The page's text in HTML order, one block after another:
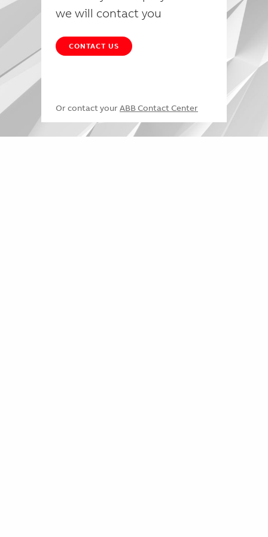
we will contact you
CONTACT US
Or contact your ABB Contact Center